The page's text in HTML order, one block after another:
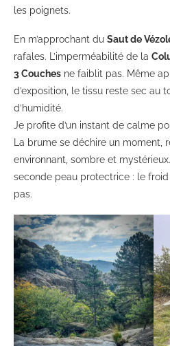
les poignets.
En m’approchant du Saut de
rafales. L’imperméabilité de la
3 Couches ne faiblit pas. Même
d’exposition, le tissu reste sec au
d’humidité.
Je profite d’un instant de calme
La brume se déchire un moment,
environnant, sombre et
seconde peau protectrice : le
pas.